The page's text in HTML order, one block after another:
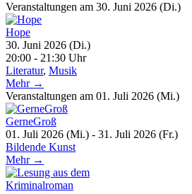
Veranstaltungen am 30. Juni 2026 (Di.)
Hope
30. Juni 2026 (Di.)
20:00 - 21:30 Uhr
Literatur, Musik
Mehr →
Veranstaltungen am 01. Juli 2026 (Mi.)
GerneGroß
01. Juli 2026 (Mi.) - 31. Juli 2026 (Fr.)
Bildende Kunst
Mehr →